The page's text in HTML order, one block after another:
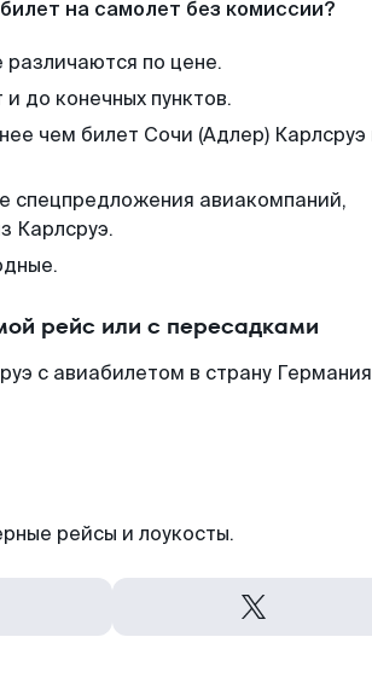
на самолет без комиссии?
различаются по цене.
до конечных пунктов.
чем билет Сочи (Адлер) Карлсруэ
спецпредложения авиакомпаний,
Карлсруэ.
рейс или с пересадками
с авиабилетом в страну Германия
рейсы и лоукосты.